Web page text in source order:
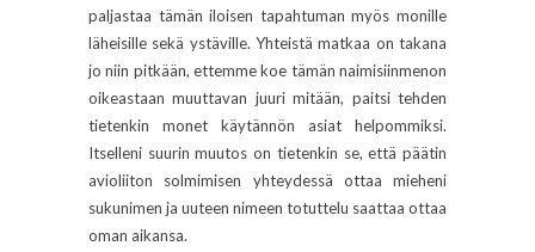
paljastaa tämän iloisen tapahtuman myös monille
läheisille sekä ystäville. Yhteistä matkaa on takana
jo niin pitkään, ettemme koe tämän naimisiinmenon
oikeastaan muuttavan juuri mitään, paitsi tehden
tietenkin monet käytännön asiat helpommiksi.
Itselleni suurin muutos on tietenkin se, että päätin
avioliiton solmimisen yhteydessä ottaa mieheni
sukunimen ja uuteen nimeen totuttelu saattaa ottaa
oman aikansa.